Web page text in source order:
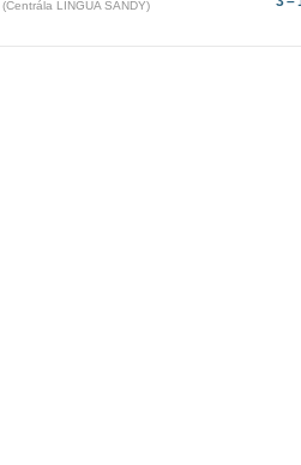
(Centrála LINGUA SANDY)